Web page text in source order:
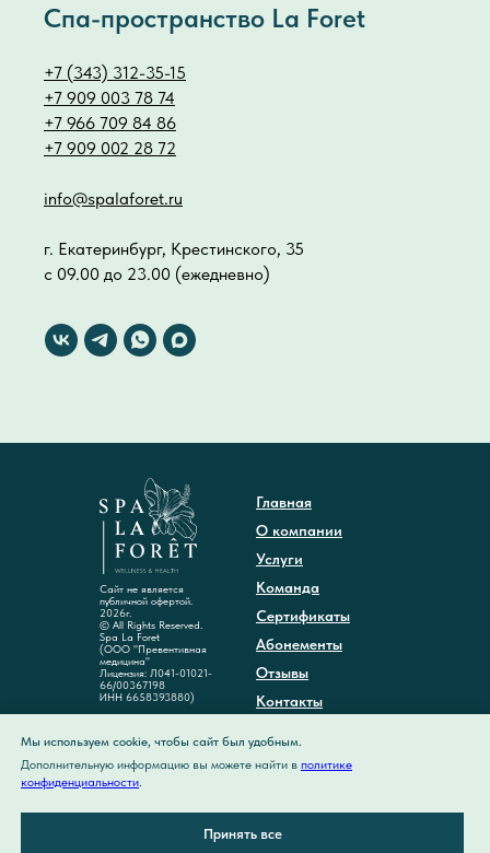
Спа-пространство La Foret
+7 (343) 312-35-15
+7 909 003 78 74
+7 966 709 84 86
+7 909 002 28 72
info@spalaforet.ru
г. Екатеринбург, Крестинского, 35
с 09.00 до 23.00 (ежедневно)
Мы используем cookie, чтобы сайт был удобным.
Дополнительную информацию вы можете найти в политике
конфиденциальности.
Принять все
Сайт не является
публичной офертой.
2026г.
© All Rights Reserved.
Spa La Foret
(ООО "Превентивная
медицина"
Лицензия: Л041-01021-
66/00367198
ИНН 6658393880)
Главная
О компании
Услуги
Команда
Сертификаты
Абонементы
Отзывы
Контакты
Политика
Карта сайта